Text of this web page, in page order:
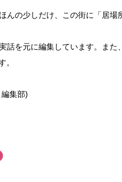
んの少しだけ、この街に「居場
話を元に編集しています。また
。
集部)